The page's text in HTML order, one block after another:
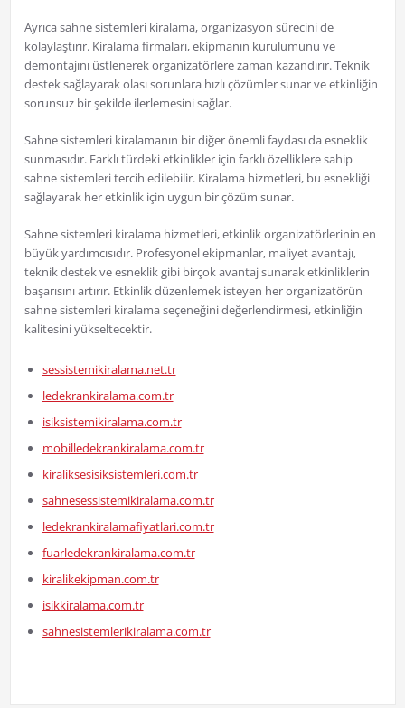
Ayrıca sahne sistemleri kiralama, organizasyon sürecini de
kolaylaştırır. Kiralama firmaları, ekipmanın kurulumunu ve
demontajını üstlenerek organizatörlere zaman kazandırır. Teknik
destek sağlayarak olası sorunlara hızlı çözümler sunar ve etkinliğin
sorunsuz bir şekilde ilerlemesini sağlar.
Sahne sistemleri kiralamanın bir diğer önemli faydası da esneklik
sunmasıdır. Farklı türdeki etkinlikler için farklı özelliklere sahip
sahne sistemleri tercih edilebilir. Kiralama hizmetleri, bu esnekliği
sağlayarak her etkinlik için uygun bir çözüm sunar.
Sahne sistemleri kiralama hizmetleri, etkinlik organizatörlerinin en
büyük yardımcısıdır. Profesyonel ekipmanlar, maliyet avantajı,
teknik destek ve esneklik gibi birçok avantaj sunarak etkinliklerin
başarısını artırır. Etkinlik düzenlemek isteyen her organizatörün
sahne sistemleri kiralama seçeneğini değerlendirmesi, etkinliğin
kalitesini yükseltecektir.
sessistemikiralama.net.tr
ledekrankiralama.com.tr
isiksistemikiralama.com.tr
mobilledekrankiralama.com.tr
kiraliksesisiksistemleri.com.tr
sahnesessistemikiralama.com.tr
ledekrankiralamafiyatlari.com.tr
fuarledekrankiralama.com.tr
kiralikekipman.com.tr
isikkiralama.com.tr
sahnesistemlerikiralama.com.tr